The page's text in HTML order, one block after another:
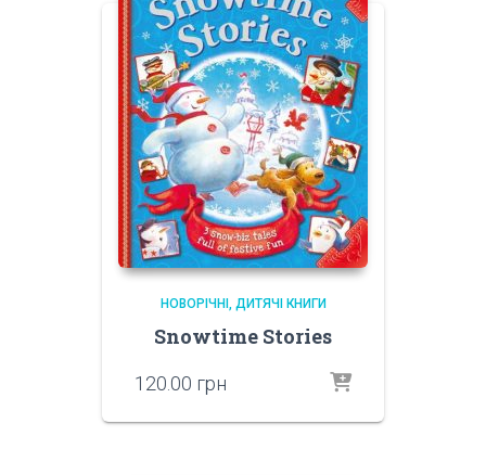
НОВОРІЧНІ ДИТЯЧІ КНИГИ
Snowtime Stories
120.00 грн